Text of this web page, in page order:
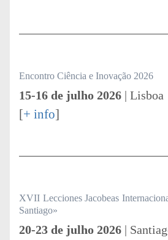
Encontro Ciência e Inovação 2026
15-16 de julho 2026 | Lisboa
[+ info]
XVII Lecciones Jacobeas
Santiago»
20-23 de julho 2026 |